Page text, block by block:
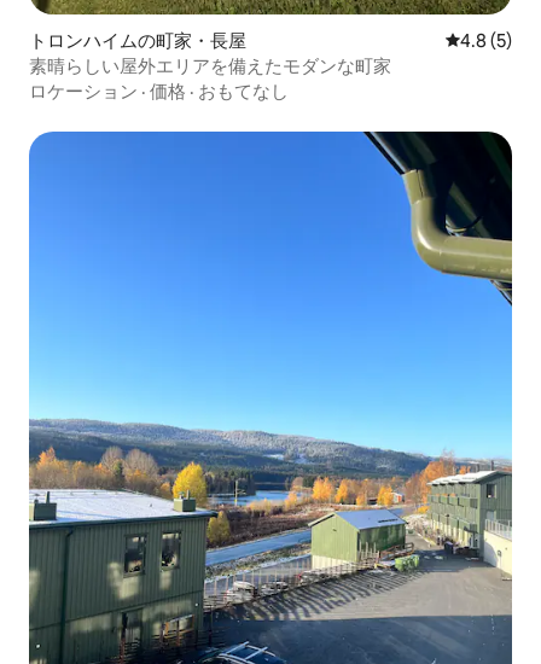
トロンハイムの町家・長屋 レビュー5
4.8 (5)
素晴らしい屋外エリアを備えたモダンな町家
ロケーション · 価格 · おもてなし